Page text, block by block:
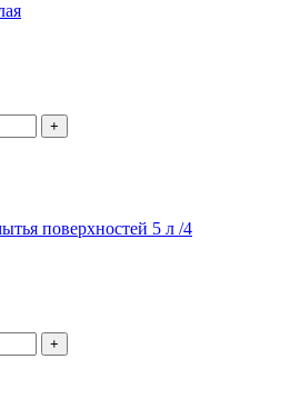
+
поверхностей 5 л /4
+